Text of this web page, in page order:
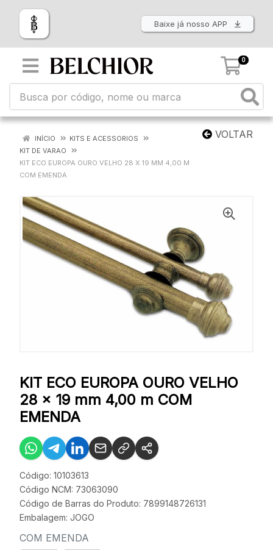
Baixe já nosso APP
0
VOLTAR
INÍCIO
KITS E ACESSORIOS
KIT DE VARAO
KIT ECO EUROPA OURO VELHO 28 X 19 MM 4,00 M
COM EMENDA
KIT ECO EUROPA OURO VELHO
28 x 19 mm 4,00 m COM
EMENDA
Código: 10103613
Código NCM: 73063090
Código de Barras do Produto: 7899148726131
Embalagem: JOGO
COM EMENDA